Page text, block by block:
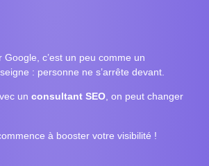
Google, c’est un peu comme un
: personne ne s’arrête devant.
un consultant SEO, on peut changer
à booster votre visibilité !